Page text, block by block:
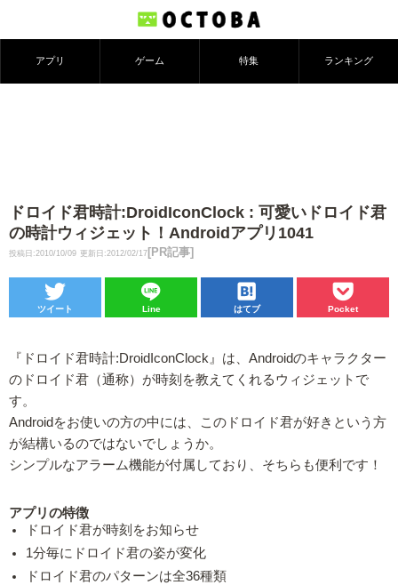
アプリ ゲーム 特集 ランキング
ドロイド君時計:DroidIconClock : 可愛いドロイド君
の時計ウィジェット！Androidアプリ1041
投稿日:2010/10/09 更新日:2012/02/17 [PR記事]
ツイート Line はてブ Pocket
『ドロイド君時計:DroidIconClock』は、Androidのキャラクター
のドロイド君（通称）が時刻を教えてくれるウィジェットで
す。
Androidをお使いの方の中には、このドロイド君が好きという方
が結構いるのではないでしょうか。
シンプルなアラーム機能が付属しており、そちらも便利です！
アプリの特徴
ドロイド君が時刻をお知らせ
1分毎にドロイド君の姿が変化
ドロイド君のパターンは全36種類